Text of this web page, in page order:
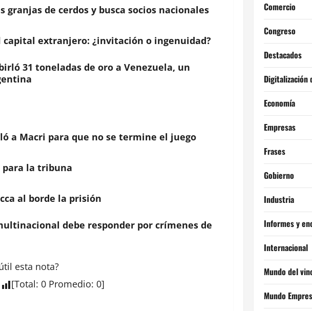
granjas de cerdos y busca socios nacionales
capital extranjero: ¿invitación o ingenuidad?
31 toneladas de oro a Venezuela, un
a Macri para que no se termine el juego
para la tribuna
al borde la prisión
debe responder por crímenes de
esta nota?
[Total: 0 Promedio: 0]
Comercio
Congreso
Destacados
Digitalización
Economía
Empresas
Frases
Gobierno
Industria
Informes y
Internacional
Mundo del
Mundo